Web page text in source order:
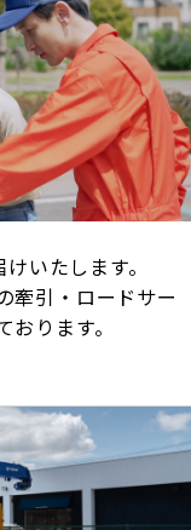
いたします。
牽引・ロードサー
ります。